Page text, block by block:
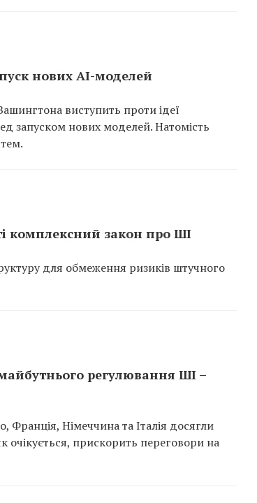
нових AI-моделей
виступить проти ідеї
запуском нових моделей. Натомість
комплексний закон про ШІ
для обмеження ризиків штучного
регулювання ШІ –
Франція, Німеччина та Італія досягли
прискорить переговори на